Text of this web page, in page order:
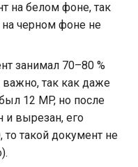
на белом фоне, так
черном фоне не
занимал 70–80 %
так как даже
12 MP, но после
и вырезан, его
такой документ не